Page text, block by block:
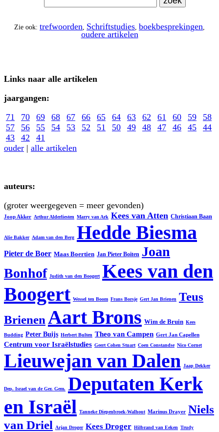
Zie ook: trefwoorden, Schriftstudies, boekbesprekingen,
oudere artikelen
Links naar alle artikelen
jaargangen:
71
70 69 68 67 66 65 64 63 62 61 60 59
58
57
56 55 54 53 52 51 50 49 48 47 46 45
44
43
42
41
ouder | alle artikelen
auteurs:
(groter weergegeven = meer gevonden)
Joop Akker Arthur Alderliesten Marry van Ark Kees van Atten Christiaan Baan
Alie Bakker Adam van den Berg Hedde Biesma
Pieter de Boer Maas Boertien Jan Pieter Boiten Joan
Bonhof Judith van den Boogert Kees van den
Boogert Wessel ten Boom Frans Borsje Gert Jan Brienen Teus
Brienen Aart Brons Wim de Bruin Kees
Budding Peter Buijs Herbert Bulten Theo van Campen Gert Jan Capellen
Centrum voor Israëlstudies Geert Cohen Stuart Coen Constandse Nico Cornet
Lieuwejan van Dalen Jaap Dekker
Dep. Israel van de Ger. Gem. Deputaten Kerk
en Israël Tanneke Diepenbroek-Walhout Marinus Drayer Niels
van Driel
Arjan Droger Kees Droger Hilbrand van Eeken Trudy